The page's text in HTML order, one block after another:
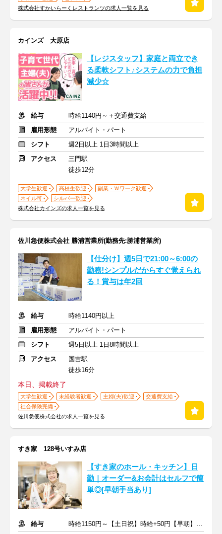
株式会社すかいらーくレストランツの求人一覧を見る
カインズ 大原店
【レジスタッフ】家庭と両立でき
る柔軟シフト♪システムの力で負担
減少☆
給与
時給1140円～＋交通費支給
雇用形態
アルバイト・パート
シフト
週2日以上 1日3時間以上
アクセス
三門駅
徒歩12分
大学生歓迎 高校生歓迎
副業・Ｗワーク歓迎
ネイル可
シルバー歓迎
株式会社カインズの求人一覧を見る
佐川急便株式会社 勝浦営業所(勤務先:勝浦営業所)
【仕分け】週5日で21:00～6:00の
勤務!シンプルだからすぐ覚えられ
る！賞与は年2回
給与
時給1140円以上
雇用形態
アルバイト・パート
シフト
週5日以上 1日8時間以上
アクセス
国吉駅
徒歩16分
本日、掲載終了
大学生歓迎 未経験者歓迎 主婦(夫)歓迎
交通費支給
社会保険完備
佐川急便株式会社の求人一覧を見る
すき家 128号いすみ店
【すき家のホール・キッチン】日
勤｜オーダー&お会計はセルフで簡
単◎[早朝手当あり]
給与
時給1150円～【土日祝】時給+50円【早朝】時給+200円